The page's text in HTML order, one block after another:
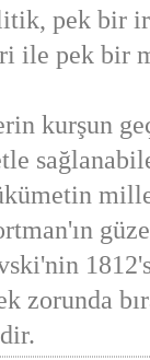
pek bir
ile pek bir
kurşun
zorunda